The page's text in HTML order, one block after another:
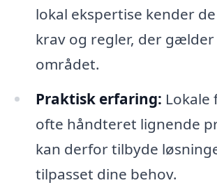
lokal ekspertise kender
krav og regler, der
området.
Praktisk erfaring: Lokale
ofte håndteret lignende
kan derfor tilbyde
tilpasset dine behov.